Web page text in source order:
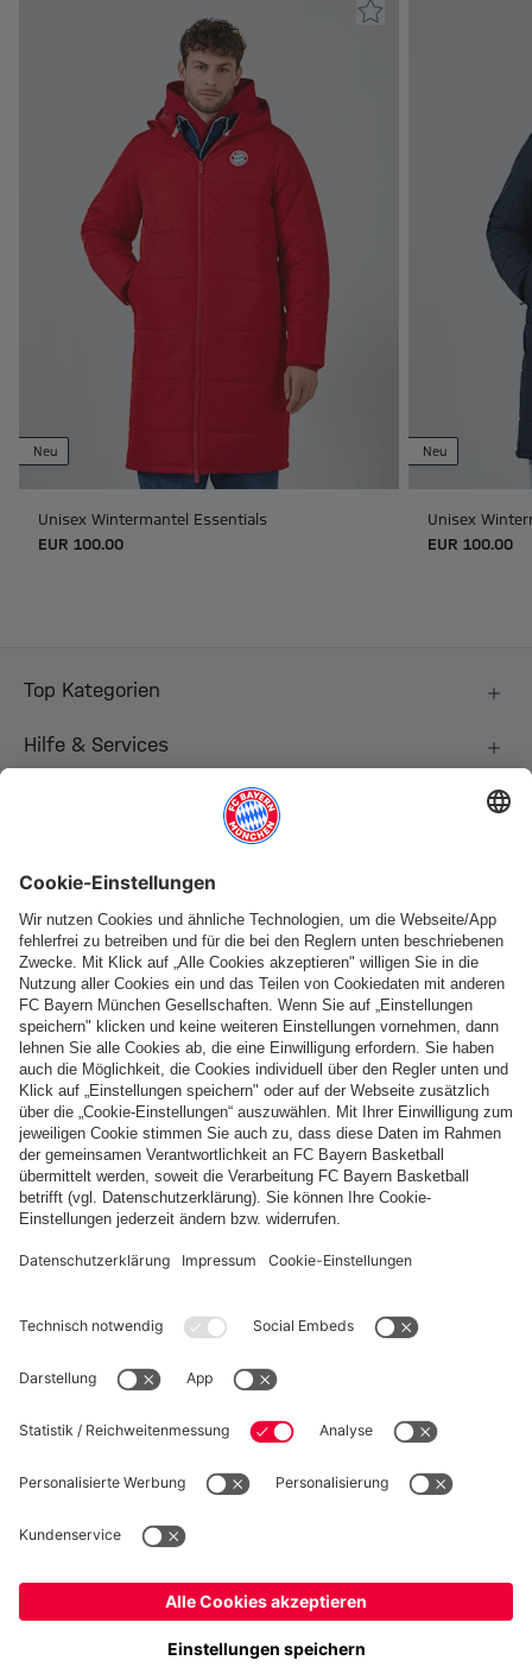
Neu
Unisex Wintermantel Essentials
EUR 100.00
Neu
Unisex
EUR 100.00
Top Kategorien
Hilfe & Services
Folge uns
Zahlung & Lieferung
FC Bayern Store App
WIDERRUF
Datenschutz
Cookie Details
Preise inkl. Steuern und Abgaben
© FC Bayern München AG
FC Bayern München AG, Säbener Str. 51-57, 81547 München
Ja,Schweiz, um dorthin zu liefern!
Weltweit, um dorthin zu liefern!